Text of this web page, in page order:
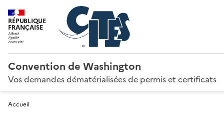
RÉPUBLIQUE
FRANÇAISE
Convention de Washington
Vos demandes dématérialisées de permis et certificats
Accueil